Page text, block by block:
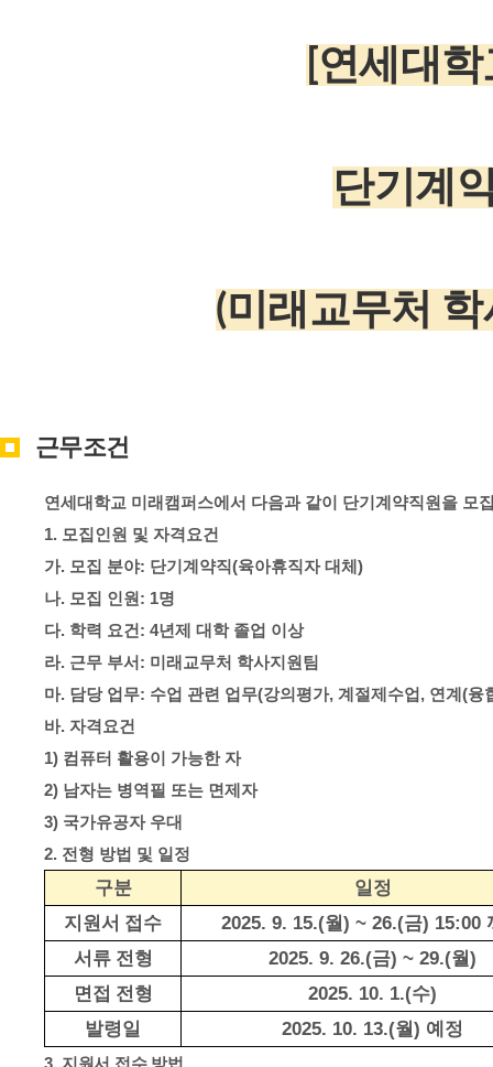
[연세대
단기계
(미래교무처
근무조건
연세대학교 미래캠퍼스에서 다음과 같이 단기계약직원을 모
1. 모집인원 및 자격요건
가. 모집 분야: 단기계약직(육아휴직자 대체)
나. 모집 인원 : 1명
다. 학력 요건 : 4년제 대학 졸업 이상
라. 근무 부서 : 미래교무처 학사지원팀
마. 담당 업무: 수업 관련 업무(강의평가, 계절제수업 , 연계(융
바. 자격요건
1) 컴퓨터 활용이 가능한 자
2) 남자는 병역필 또는 면제자
3) 국가유공자 우대
2. 전형 방법 및 일정
구분
일정
지원서 접수
2025. 9. 15.(월) ~ 26.(금) 15:00
서류 전형 2025. 9. 26.(금) ~ 29.(월)
면접 전형 2025. 10. 1.(수)
발령일 2025. 10. 13.(월) 예정